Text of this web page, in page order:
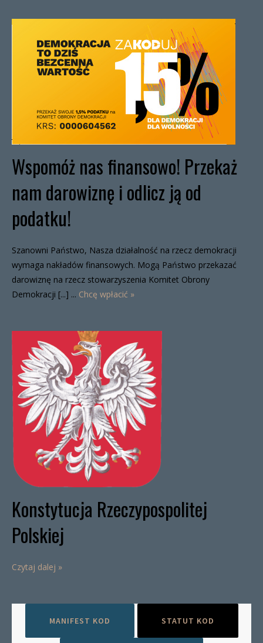
Wspomóż nas finansowo! Przekaż
nam darowiznę i odlicz ją od
podatku!
Szanowni Państwo, Nasza działalność na rzecz demokracji
wymaga nakładów finansowych. Mogą Państwo przekazać
darowiznę na rzecz stowarzyszenia Komitet Obrony
Demokracji [...] ... Chcę wpłacić »
Konstytucja Rzeczypospolitej
Polskiej
Czytaj dalej »
MANIFEST KOD STATUT KOD